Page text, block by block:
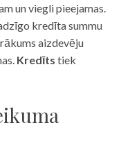
un viegli pieejamas.
kredīta summu
aizdevēju
Kredīts tiek